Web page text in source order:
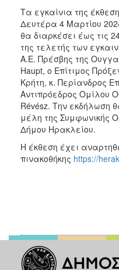
ΤΟΠΟΣ
ΠΟΛΙΤΙΣΜΟΣ
ΑΝΘΕΚΤΙΚΗ
ΠΟΛΗ
Τα εγκαίνια της
Δευτέρα 4 Μαρτίου
θα διαρκέσει έως τις
της τελετής των
Α.Ε. Πρέσβης της
Haupt, ο Επίτιμος
Κρήτη, κ. Περίανδρος
Αντιπρόεδρος Ομίλου
Révész. Την εκδήλωση
μέλη της Συμφωνικής
Δήμου Ηρακλείου.
Η έκθεση έχει
πινακοθήκης https://